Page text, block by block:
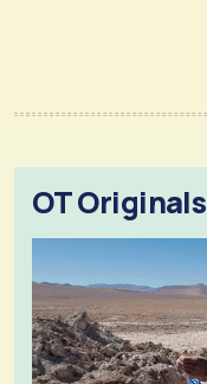
OT Originals